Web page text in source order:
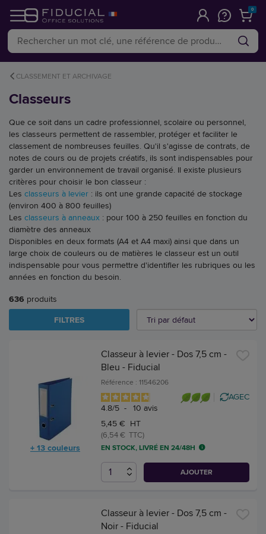
0
CLASSEMENT ET ARCHIVAGE
Classeurs
Que ce soit dans un cadre professionnel, scolaire ou personnel,
les classeurs permettent de rassembler, protéger et faciliter le
classement de nombreuses feuilles. Qu'il s'agisse de contrats, de
notes de cours ou de projets créatifs, ils sont indispensables pour
garder un environnement de travail organisé. Il existe plusieurs
critères pour choisir le bon classeur :
Les classeurs à levier : ils ont une grande capacité de stockage
(environ 400 à 800 feuilles)
Les classeurs à anneaux : pour 100 à 250 feuilles en fonction du
diamètre des anneaux
Disponibles en deux formats (A4 et A4 maxi) ainsi que dans un
large choix de couleurs ou de matières le classeur est un outil
indispensable pour vous permettre d'identifier les rubriques ou les
années en fonction du besoin.
636 produits
FILTRES
+ 13 couleurs
Classeur à levier - Dos 7,5 cm -
Bleu - Fiducial
Référence : 11546206
4.8/5 - 10 avis
AGEC
5,45 € HT
(6,54 € TTC)
EN STOCK, LIVRÉ EN 24/48H
AJOUTER
Classeur à levier - Dos 7,5 cm -
Noir - Fiducial